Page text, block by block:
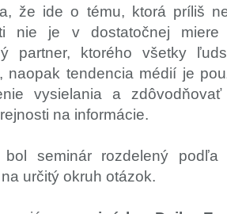
že ide o tému, ktorá príliš
nie je v dostatočnej
partner, ktorého všetky
naopak tendencia médií je
vysielania a
na informácie.
bol seminár rozdelený
určitý okruh otázok.